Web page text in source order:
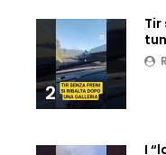
Tir
treno lo
2
Tir
I